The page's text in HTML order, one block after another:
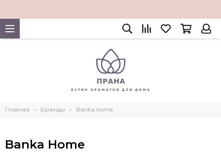
Главная Бренды Banka home
Banka Home